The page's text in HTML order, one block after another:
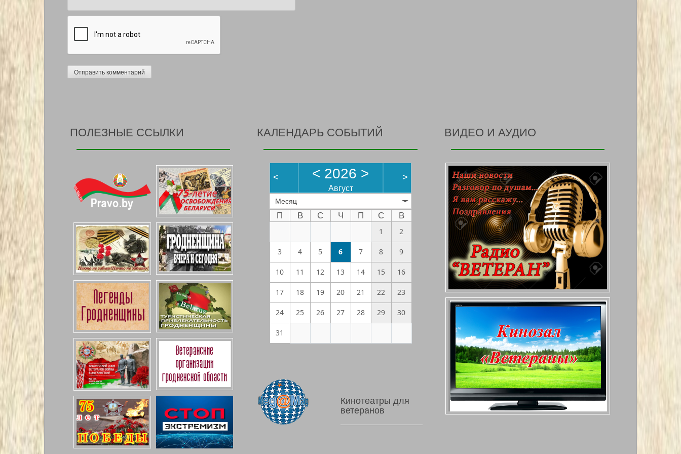
ПОЛЕЗНЫЕ ССЫЛКИ КАЛЕНДАРЬ СОБЫТИЙ
< < 2026 >
Август
>
Месяц
П В С Ч П С
В
1
2
3 4 5 6 7 8 9
10 11 12 13 14 15 16
17 18 19 20 21 22 23
24 25 26 27 28 29 30
31
Кинотеатры для
ветеранов
ВИДЕО И АУДИО